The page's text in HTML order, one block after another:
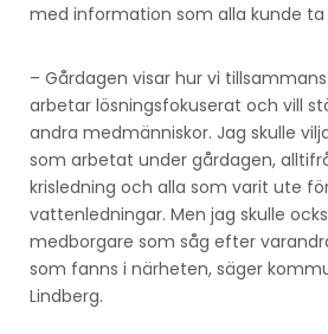
med information som alla kunde ta
– Gårdagen visar hur vi
arbetar lösningsfokuserat och vill
andra medmänniskor. Jag skulle
som arbetat under gårdagen,
krisledning och alla som varit ute
vattenledningar. Men jag skulle
medborgare som såg efter
som fanns i närheten, säger
Lindberg.